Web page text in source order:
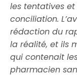
les tentatives
conciliation.
rédaction du
la réalité, et ils
qui contenait
pharmacien